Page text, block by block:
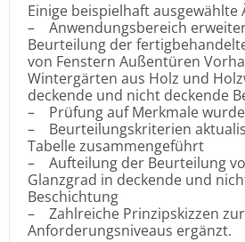
Einige beispielhaft ausgewählte
– Anwendungsbereich
Beurteilung der
von Fenstern Außentüren
Wintergärten aus Holz und
deckende und nicht deckende
– Prüfung auf Merkmale
– Beurteilungskriterien
Tabelle zusammengeführt
– Aufteilung der Beurteilung
Glanzgrad in deckende und
Beschichtung
– Zahlreiche Prinzipskizzen
Anforderungsniveaus ergänzt.